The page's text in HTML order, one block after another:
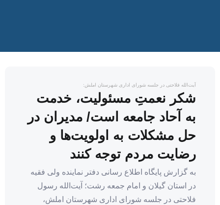
آیت‌الله فلاحتی در جلسه شورای اداری شهرستان املش:
شکر نعمتِ مسئولیت، خدمت
به آحاد جامعه است/ مدیران در
حل مشکلات به اولویت‌ها و
رضایت مردم توجه کنند
به گزارش پایگاه اطلاع رسانی دفتر نماینده ولی فقیه
در استان گیلان و امام جمعه رشت؛ آیت‌الله رسول
فلاحتی در جلسه شورای اداری شهرستان املش،